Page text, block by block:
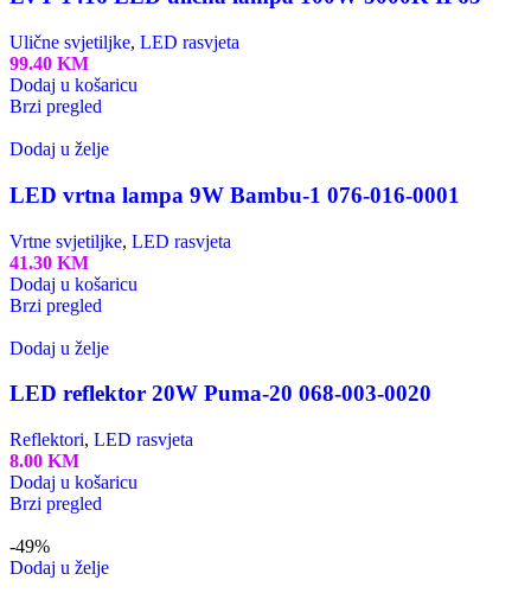
Ulične svjetiljke, LED rasvjeta
99.40 KM
Dodaj u košaricu
Brzi pregled
Dodaj u želje
LED vrtna lampa 9W Bambu-1 076-016-0001
Vrtne svjetiljke, LED rasvjeta
41.30 KM
Dodaj u košaricu
Brzi pregled
Dodaj u želje
LED reflektor 20W Puma-20 068-003-0020
Reflektori, LED rasvjeta
8.00 KM
Dodaj u košaricu
Brzi pregled
-49%
Dodaj u želje